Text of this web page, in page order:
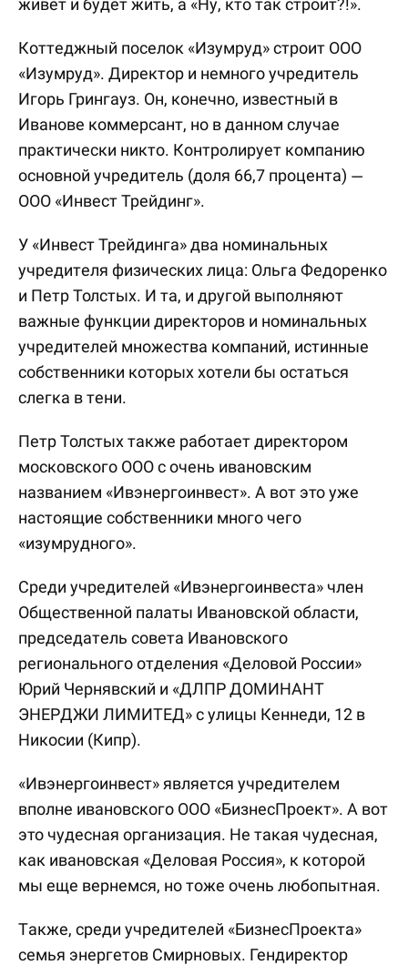
живет и будет жить, а «Ну, кто так строит?!».
Коттеджный поселок «Изумруд» строит ООО
«Изумруд». Директор и немного учредитель
Игорь Грингауз. Он, конечно, известный в
Иванове коммерсант, но в данном случае
практически никто. Контролирует компанию
основной учредитель (доля 66,7 процента) —
ООО «Инвест Трейдинг».
У «Инвест Трейдинга» два номинальных
учредителя физических лица: Ольга Федоренко
и Петр Толстых. И та, и другой выполняют
важные функции директоров и номинальных
учредителей множества компаний, истинные
собственники которых хотели бы остаться
слегка в тени.
Петр Толстых также работает директором
московского ООО с очень ивановским
названием «Ивэнергоинвест». А вот это уже
настоящие собственники много чего
«изумрудного».
Среди учредителей «Ивэнергоинвеста» член
Общественной палаты Ивановской области,
председатель совета Ивановского
регионального отделения «Деловой России»
Юрий Чернявский и «ДЛПР ДОМИНАНТ
ЭНЕРДЖИ ЛИМИТЕД» с улицы Кеннеди, 12 в
Никосии (Кипр).
«Ивэнергоинвест» является учредителем
вполне ивановского ООО «БизнесПроект». А вот
это чудесная организация. Не такая чудесная,
как ивановская «Деловая Россия», к которой
мы еще вернемся, но тоже очень любопытная.
Также, среди учредителей «БизнесПроекта»
семья энергетов Смирновых. Гендиректор